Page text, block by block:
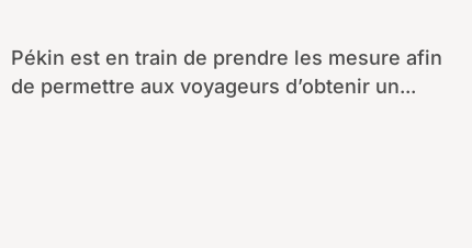
Pékin est en train de prendre les mesure afin
de permettre aux voyageurs d’obtenir un...